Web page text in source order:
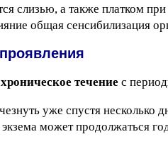
слизью, а также платком
общая сенсибилизация
течение с
уже спустя
экзема может продолжаться